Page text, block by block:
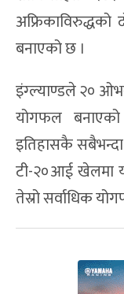
अफ्रिकाविरुद्धको
बनाएको छ ।
इंग्ल्याण्डले २०
योगफल
इतिहासकै सबैभन्दा
टी-२०आई खेलमा
तेस्रो सर्वाधिक